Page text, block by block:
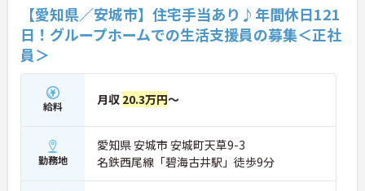
【愛知県／安城市】住宅手当あり♪年間休日121
日！グループホームでの生活支援員の募集＜正社
員＞
給料 月収 20.3万円～
勤務地
愛知県 安城市 安城町天草9-3
名鉄西尾線「碧海古井駅」徒歩9分